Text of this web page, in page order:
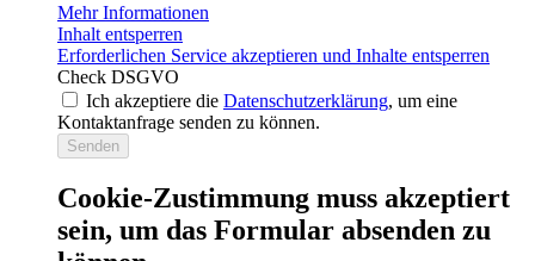
Mehr Informationen
Inhalt entsperren
Erforderlichen Service akzeptieren und Inhalte entsperren
Check DSGVO
Ich akzeptiere die Datenschutzerklärung, um eine
Kontaktanfrage senden zu können.
Senden
Cookie-Zustimmung muss akzeptiert
sein, um das Formular absenden zu